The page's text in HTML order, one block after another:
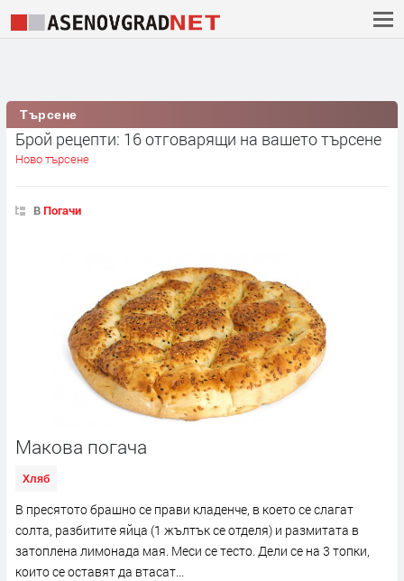
Търсене
Брой рецепти: 16 отговарящи на вашето търсене
Ново търсене
ВПогачи
Макова погача
Хляб
В пресятото брашно се прави кладенче, в което се слагат
солта, разбитите яйца (1 жълтък се отделя) и размитата в
затоплена лимонада мая. Меси се тесто. Дели се на 3 топки,
които се оставят да втасат...